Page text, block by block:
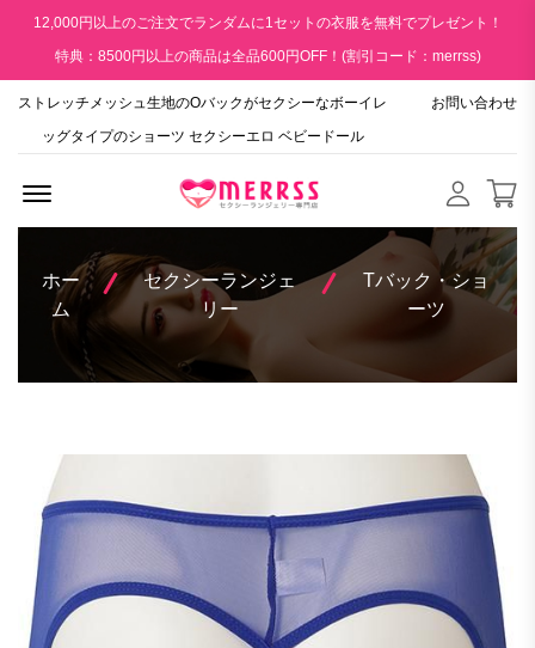
12,000円以上のご注文でランダムに1セットの衣服を無料でプレゼント！
特典：8500円以上の商品は全品600円OFF！(割引コード：merrss)
ストレッチメッシュ生地のOバックがセクシーなボーイレ
ッグタイプのショーツ セクシーエロ ベビードール
お問い合わせ
ホー
ム
セクシーランジェ
リー
Tバック・ショ
ーツ